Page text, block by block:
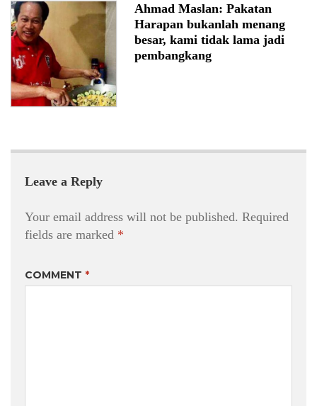
Ahmad Maslan: Pakatan
Harapan bukanlah menang
besar, kami tidak lama jadi
pembangkang
Leave a Reply
Your email address will not be published. Required
fields are marked *
COMMENT *